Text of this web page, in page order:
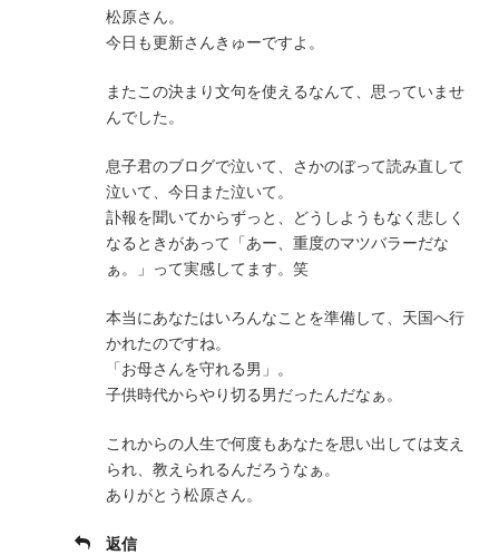
松原さん。
今日も更新さんきゅーですよ。
またこの決まり文句を使えるなんて、思っていませ
んでした。
息子君のブログで泣いて、さかのぼって読み直して
泣いて、今日また泣いて。
訃報を聞いてからずっと、どうしようもなく悲しく
なるときがあって「あー、重度のマツバラーだな
ぁ。」って実感してます。笑
本当にあなたはいろんなことを準備して、天国へ行
かれたのですね。
「お母さんを守れる男」。
子供時代からやり切る男だったんだなぁ。
これからの人生で何度もあなたを思い出しては支え
られ、教えられるんだろうなぁ。
ありがとう松原さん。
返信